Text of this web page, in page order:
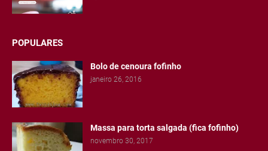
POPULARES
Bolo de cenoura fofinho
janeiro 26, 2016
Massa para torta salgada (fica fofinho)
novembro 30, 2017